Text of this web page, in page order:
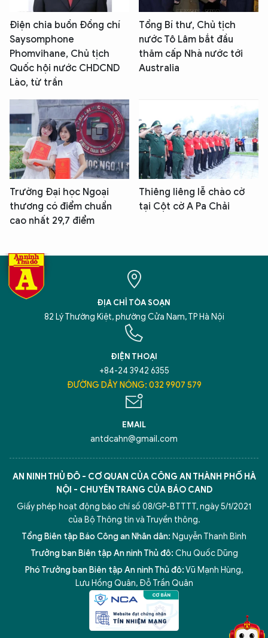
Điện chia buồn Đồng chí
Saysomphone
Phomvihane, Chủ tịch
Quốc hội nước CHDCND
Lào, từ trần
Tổng Bí thư, Chủ tịch
nước Tô Lâm bắt đầu
thăm cấp Nhà nước tới
Australia
Trường Đại học Ngoại
thương có điểm chuẩn
cao nhất 29,7 điểm
Thiêng liêng lễ chào cờ
tại Cột cờ A Pa Chải
ĐỊA CHỈ TÒA SOẠN
82 Lý Thường Kiệt, phường Cửa Nam, TP Hà Nội
ĐIỆN THOẠI
+84-24 3942 6355
ĐƯỜNG DÂY NÓNG: 032 9907 579
EMAIL
antdcahn@gmail.com
AN NINH THỦ ĐÔ - CƠ QUAN CỦA CÔNG AN THÀNH PHỐ HÀ
NỘI - CHUYÊN TRANG CỦA BÁO CAND
Giấy phép hoạt động báo chí số 08/GP-BTTTT, ngày 5/1/2021
của Bộ Thông tin và Truyền thông.
Tổng Biên tập Báo Công an Nhân dân: Nguyễn Thanh Bình
Trưởng ban Biên tập An ninh Thủ đô: Chu Quốc Dũng
Phó Trưởng ban Biên tập An ninh Thủ đô:Vũ Mạnh Hùng,
Lưu Hồng Quân, Đỗ Trần Quân
5 điểm nghẽn của Hà Nội giải pháp xử lý điểm nghẽn của